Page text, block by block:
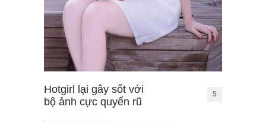
Hotgirl lại gây sốt với
bộ ảnh cực quyến rũ
5